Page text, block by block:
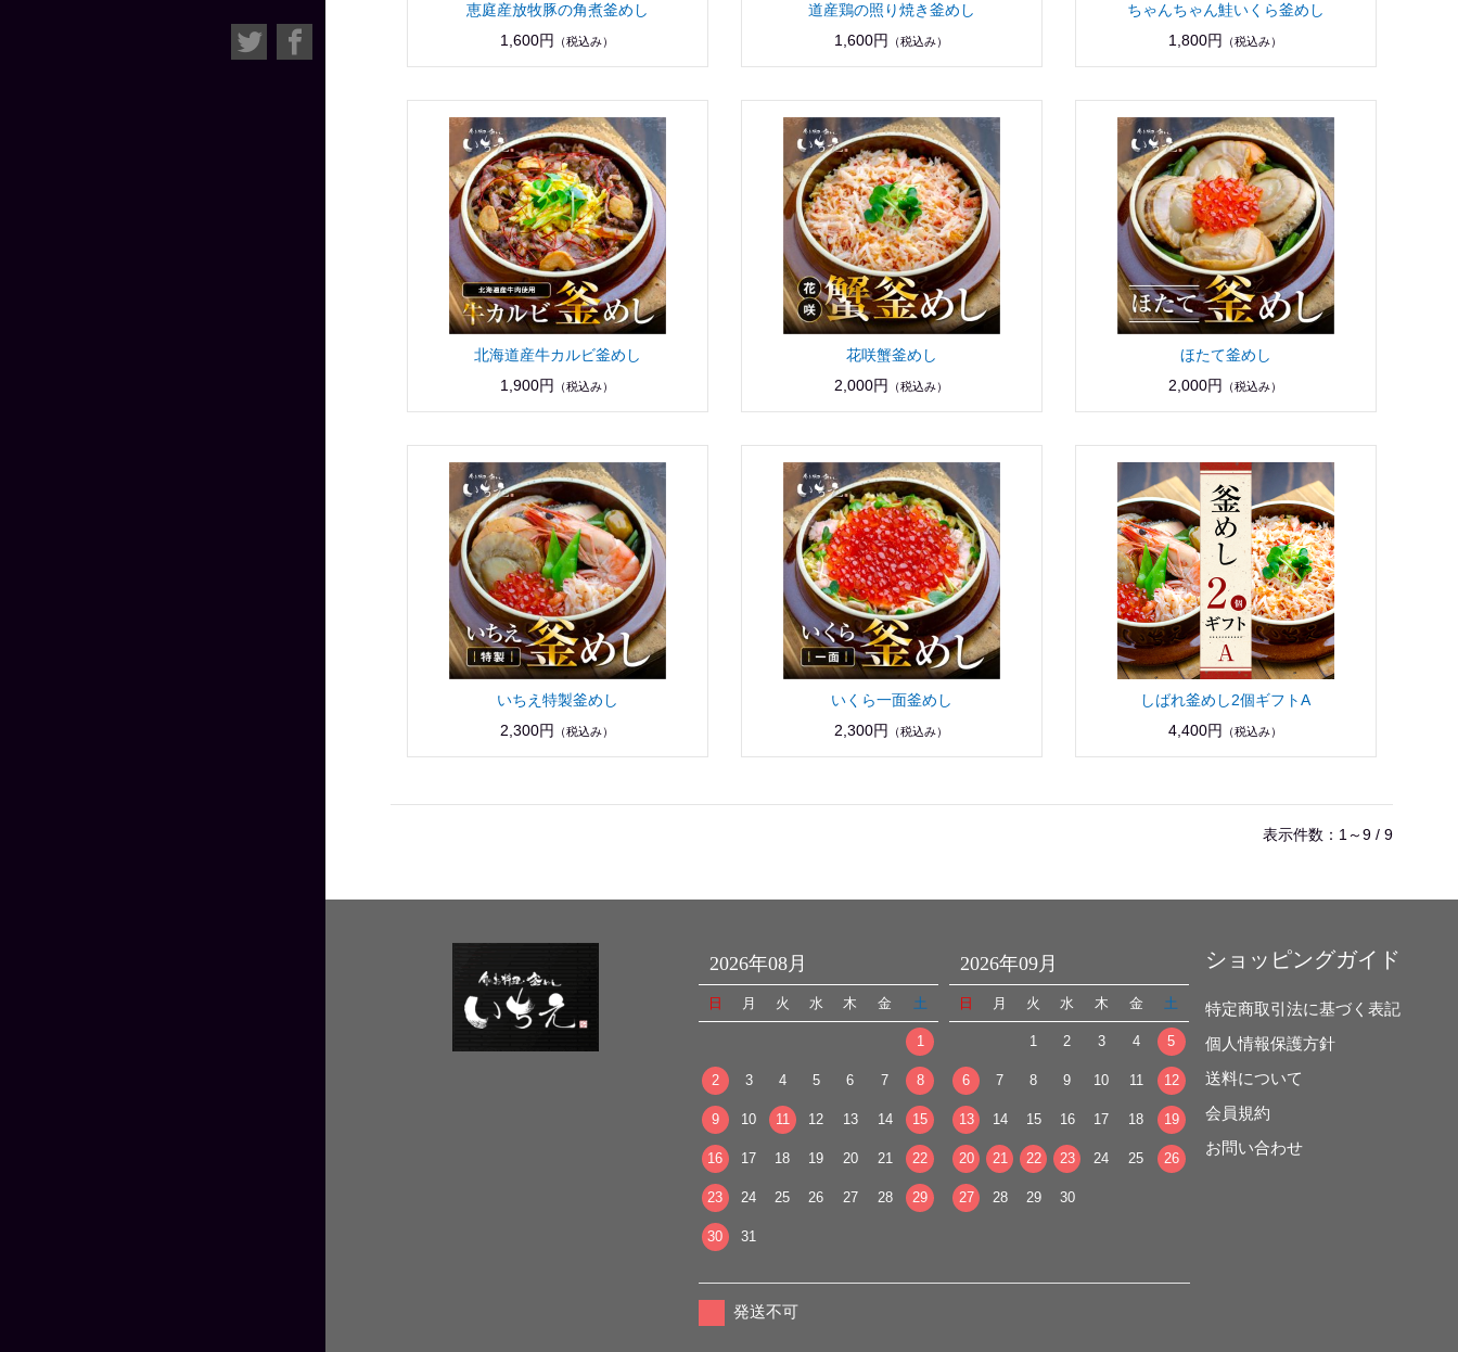
恵庭産放牧豚の角煮釜めし
1,600円
（税込み）
道産鶏の照り焼き釜めし
1,600円
（税込み）
ちゃんちゃん鮭いくら釜めし
1,800円
（税込み）
北海道産牛カルビ釜めし
1,900円
（税込み）
花咲蟹釜めし
2,000円
（税込み）
ほたて釜めし
2,000円
（税込み）
いちえ特製釜めし
2,300円
（税込み）
いくら一面釜めし
2,300円
（税込み）
しばれ釜めし2個ギフトA
4,400円
（税込み）
表示件数：1～9 / 9
2026年08月
日 月 火 水 木 金 土
1
2 3 4 5 6 7 8
9 10 11 12 13 14 15
16 17 18 19 20 21 22
23 24 25 26 27 28 29
30 31
2026年09月
日 月 火 水 木 金 土
1 2 3 4 5
6 7 8 9 10 11 12
13 14 15 16 17 18 19
20 21 22 23 24 25 26
27 28 29 30
発送不可
ショッピングガイド
特定商取引法に基づく表記
個人情報保護方針
送料について
会員規約
お問い合わせ